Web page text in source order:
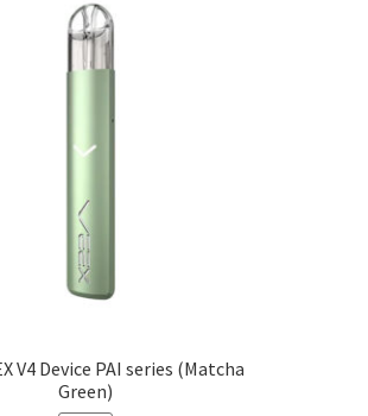
V4 Device PAI series (Matcha
Green)